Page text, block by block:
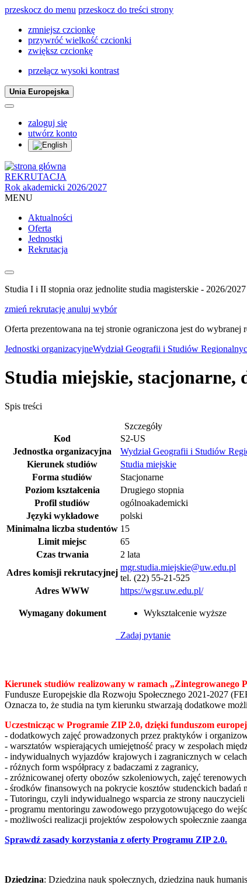
przeskocz do menu przeskocz do treści strony
zmniejsz czcionkę
przywróć wielkość czcionki
zwiększ czcionkę
przełącz wysoki kontrast
Unia Europejska
zaloguj się
utwórz konto
REKRUTACJA
Rok akademicki 2026/2027
MENU
Aktualności
Oferta
Jednostki
Rekrutacja
Studia I i II stopnia oraz jednolite studia magisterskie - 2026/2027
zmień rekrutację anuluj wybór
Oferta prezentowana na tej stronie ograniczona jest do
Jednostki organizacyjneWydział Geografii i Studiów
Studia miejskie, stacjonarne,
Spis treści
Szczegóły
Kod
S2-US
Jednostka organizacyjna
Wydział Geografii i Studiów
Kierunek studiów
Studia miejskie
Forma studiów
Stacjonarne
Poziom kształcenia
Drugiego stopnia
Profil studiów
ogólnoakademicki
Języki wykładowe
polski
Minimalna liczba studentów 15
Limit miejsc
65
Czas trwania
2 lata
Adres komisji rekrutacyjnej
mgr.studia.miejskie@uw.edu.pl
tel. (22) 55-21-525
Adres WWW
https://wgsr.uw.edu.pl/
Wymagany dokument Wykształcenie wyższe
Zadaj pytanie
Kierunek studiów realizowany w ramach „Zintegrowanego
Fundusze Europejskie dla Rozwoju Społecznego 2021-2027
Oznacza to, że studia na tym kierunku stwarzają dodatkowe
Uczestnicząc w Programie ZIP 2.0, dzięki funduszom
- dodatkowych zajęć prowadzonych przez praktyków i
- warsztatów wspierających umiejętność pracy w zespołach
- indywidualnych wyjazdów krajowych i zagranicznych w
- różnych form współpracy z badaczami z zagranicy,
- zróżnicowanej oferty obozów szkoleniowych, zajęć
- środków finansowych na pokrycie kosztów studenckich badań
- Tutoringu, czyli indywidualnego wsparcia ze strony nauczycieli
- programu mentoringu zawodowego przygotowującego do
- możliwości realizacji projektów zespołowych społecznie
Sprawdź zasady korzystania z oferty Programu ZIP 2.0.
Dziedzina: Dziedzina nauk społecznych, dziedzina nauk